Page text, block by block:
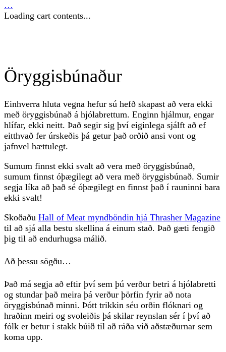
…
Loading cart contents...
Öryggisbúnaður
Einhverra hluta vegna hefur sú hefð skapast að vera ekki
með öryggisbúnað á hjólabrettum. Enginn hjálmur, engar
hlífar, ekki neitt. Það segir sig því eiginlega sjálft að ef
eitthvað fer úrskeðis þá getur það orðið ansi vont og
jafnvel hættulegt.
Sumum finnst ekki svalt að vera með öryggisbúnað,
sumum finnst óþægilegt að vera með öryggisbúnað. Sumir
segja líka að það sé óþægilegt en finnst það í rauninni bara
ekki svalt!
Skoðaðu Hall of Meat myndböndin hjá Thrasher Magazine
til að sjá alla bestu skellina á einum stað. Það gæti fengið
þig til að endurhugsa málið.
Að þessu sögðu…
Það má segja að eftir því sem þú verður betri á hjólabretti
og stundar það meira þá verður þörfin fyrir að nota
öryggisbúnað minni. Þótt trikkin séu orðin flóknari og
hraðinn meiri og svoleiðis þá skilar reynslan sér í því að
fólk er betur í stakk búið til að ráða við aðstæðurnar sem
koma upp.